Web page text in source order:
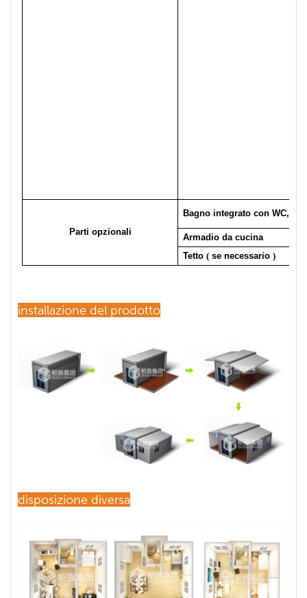
Parti opzionali
Bagno integratocon WC,
Armadio da cucina
Tetto( se necessario)
installazione del prodotto
disposizione diversa